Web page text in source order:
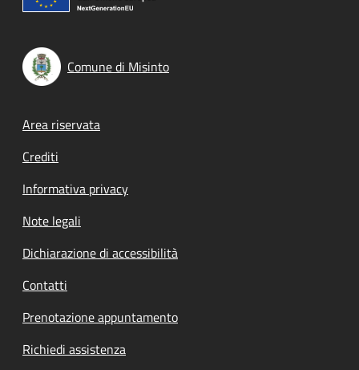
Comune di Misinto
Footer menu
Area riservata
Crediti
Informativa privacy
Note legali
Dichiarazione di accessibilità
Contatti
Prenotazione appuntamento
Richiedi assistenza